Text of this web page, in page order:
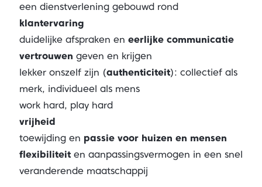
een dienstverlening gebouwd rond
klantervaring
duidelijke afspraken en eerlijke communicatie
vertrouwen geven en krijgen
lekker onszelf zijn (authenticiteit): collectief als
merk, individueel als mens
work hard, play hard
vrijheid
toewijding en passie voor huizen en mensen
flexibiliteiten aanpassingsvermogen in een snel
veranderende maatschappij